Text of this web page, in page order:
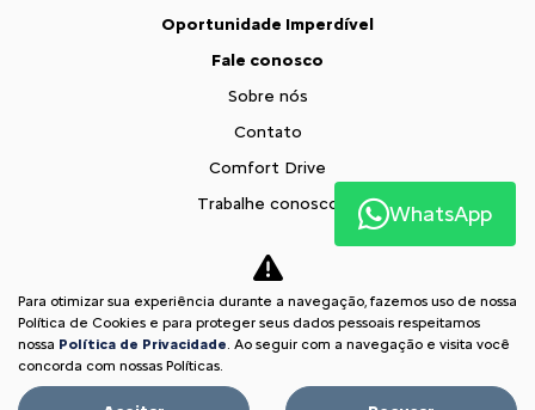
Oportunidade Imperdível
Fale conosco
Sobre nós
Contato
Comfort Drive
Trabalhe conosco
Política de privacidade
XTR
Comparativo
Desacelere. Seu bem maior é a vida.
WhatsApp
Para otimizar sua experiência durante a navegação, fazemos uso de nossa
Política de Cookies e para proteger seus dados pessoais respeitamos
nossa Política de Privacidade. Ao seguir com a navegação e visita você
concorda com nossas Políticas.